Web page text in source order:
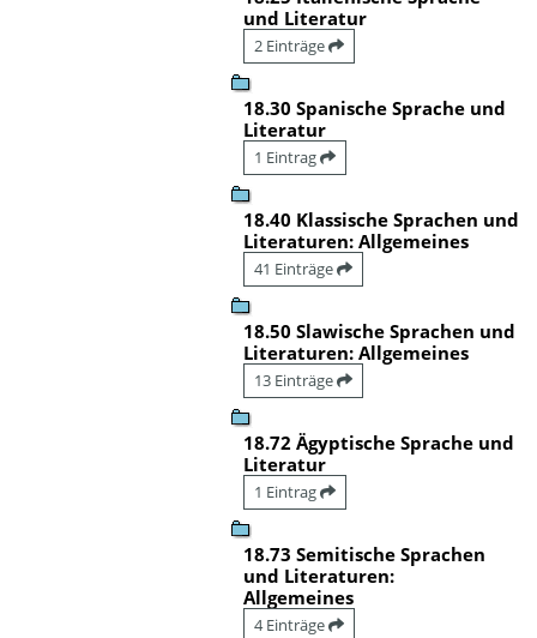
und Literatur
2 Einträge
18.30 Spanische Sprache und
Literatur
1 Eintrag
18.40 Klassische Sprachen und
Literaturen: Allgemeines
41 Einträge
18.50 Slawische Sprachen und
Literaturen: Allgemeines
13 Einträge
18.72 Ägyptische Sprache und
Literatur
1 Eintrag
18.73 Semitische Sprachen
und Literaturen:
Allgemeines
4 Einträge